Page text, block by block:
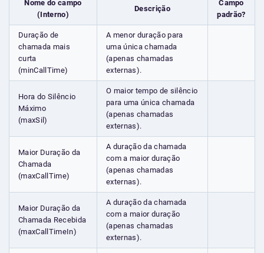
Nome do campo
(Interno)
Descrição
Campo
padrão?
Duração de
chamada mais
curta
(minCallTime)
A menor duração para
uma única chamada
(apenas chamadas
externas).
Hora do Silêncio
Máximo
(maxSil)
O maior tempo de silêncio
para uma única chamada
(apenas chamadas
externas).
Maior Duração da
Chamada
(maxCallTime)
A duração da chamada
com a maior duração
(apenas chamadas
externas).
Maior Duração da
Chamada Recebida
(maxCallTimeIn)
A duração da chamada
com a maior duração
(apenas chamadas
externas).